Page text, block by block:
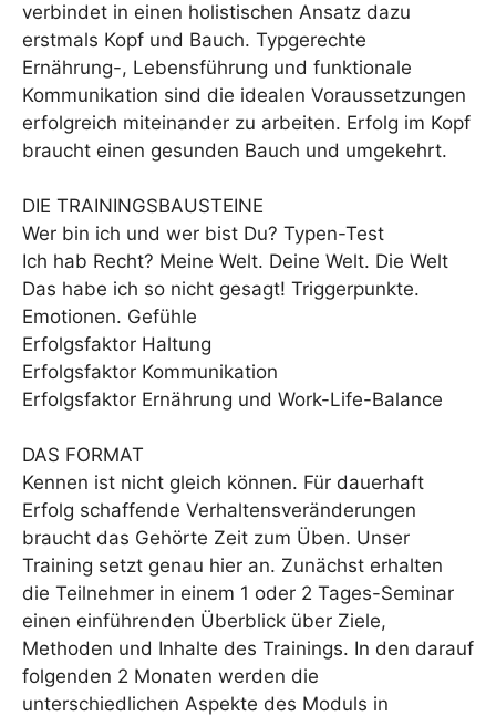
verbindet in einen holistischen Ansatz dazu
erstmals Kopf und Bauch. Typgerechte
Ernährung-, Lebensführung und funktionale
Kommunikation sind die idealen Voraussetzungen
erfolgreich miteinander zu arbeiten. Erfolg im Kopf
braucht einen gesunden Bauch und umgekehrt.
DIE TRAININGSBAUSTEINE
Wer bin ich und wer bist Du? Typen-Test
Ich hab Recht? Meine Welt. Deine Welt. Die Welt
Das habe ich so nicht gesagt! Triggerpunkte.
Emotionen. Gefühle
Erfolgsfaktor Haltung
Erfolgsfaktor Kommunikation
Erfolgsfaktor Ernährung und Work-Life-Balance
DAS FORMAT
Kennen ist nicht gleich können. Für dauerhaft
Erfolg schaffende Verhaltensveränderungen
braucht das Gehörte Zeit zum Üben. Unser
Training setzt genau hier an. Zunächst erhalten
die Teilnehmer in einem 1 oder 2 Tages-Seminar
einen einführenden Überblick über Ziele,
Methoden und Inhalte des Trainings. In den darauf
folgenden 2 Monaten werden die
unterschiedlichen Aspekte des Moduls in